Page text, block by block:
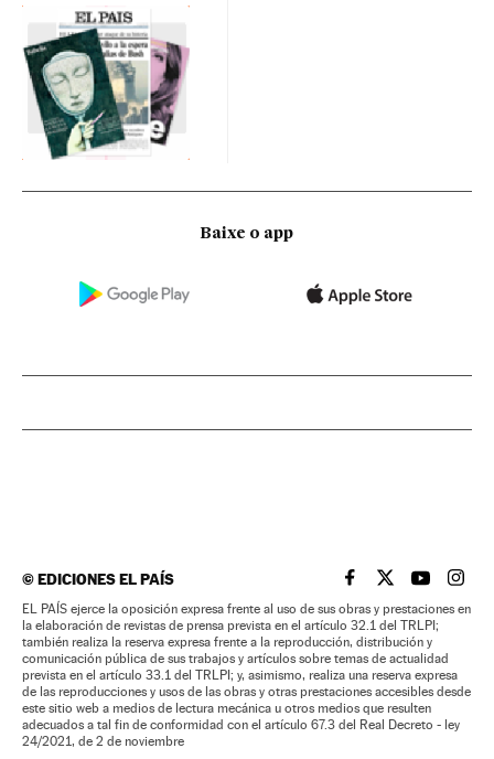
Baixe o app
©EDICIONES EL PAÍS EL PAÍS BRASIL EN
EL PAÍSEL PAÍS
EL
EL PAÍS ejerce la oposición expresa frente al uso de sus obras y prestaciones en
la elaboración de revistas de prensa prevista en el artículo 32.1 del TRLPI;
también realiza la reserva expresa frente a la reproducción, distribución y
comunicación pública de sus trabajos y artículos sobre temas de actualidad
prevista en el artículo 33.1 del TRLPI; y, asimismo, realiza una reserva expresa
de las reproducciones y usos de las obras y otras prestaciones accesibles desde
este sitio web a medios de lectura mecánica u otros medios que resulten
adecuados a tal fin de conformidad con el artículo 67.3 del Real Decreto - ley
24/2021, de 2 de noviembre